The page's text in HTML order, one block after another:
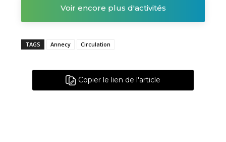
Voir encore plus d'activités
TAGS Annecy Circulation
Copier le lien de l'article